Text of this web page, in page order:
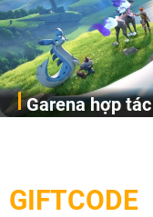
Garena hợp
cầu, theo giấy
Pocketpair, Inc.
GIFTCODE